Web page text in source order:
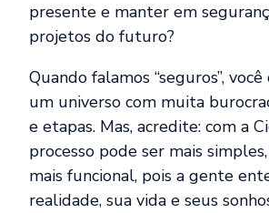
presente e manter em
projetos do futuro?
Quando falamos “seguros”,
um universo com muita
e etapas. Mas, acredite: com a
processo pode ser mais
mais funcional, pois a gente
realidade, sua vida e seus